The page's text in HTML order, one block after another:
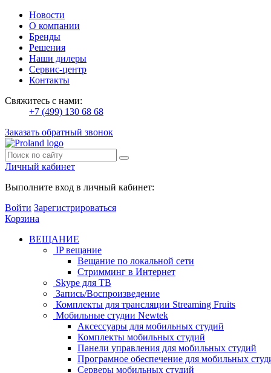
Новости
О компании
Бренды
Решения
Наши дилеры
Сервис-центр
Контакты
Свяжитесь с нами:
+7 (499) 130 68 68
Заказать обратный звонок
Личный кабинет
Выполните вход в личный кабинет:
Войти Зарегистрироваться
Корзина
ВЕЩАНИЕ
IP вещание
Вещание по локальной сети
Стримминг в Интернет
Skype для ТВ
Запись/Воспроизведение
Комплекты для трансляции Streaming Fruits
Мобильные студии Newtek
Аксессуары для мобильных студий
Комплекты мобильных студий
Панели управления для мобильных студий
Програмное обеспечение для мобильных
Серверы мобильных студий